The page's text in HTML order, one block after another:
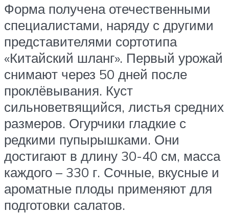
Форма получена отечественными
специалистами, наряду с другими
представителями сортотипа
«Китайский шланг». Первый урожай
снимают через 50 дней после
проклёвывания. Куст
сильноветвящийся, листья средних
размеров. Огурчики гладкие с
редкими пупырышками. Они
достигают в длину 30-40 см, масса
каждого – 330 г. Сочные, вкусные и
ароматные плоды применяют для
подготовки салатов.